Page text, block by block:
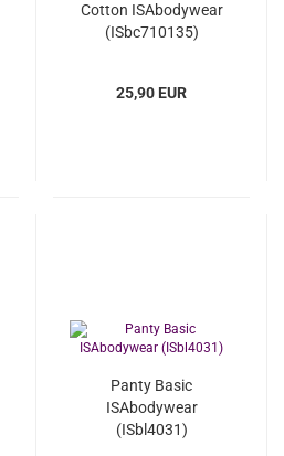
Cotton ISAbodywear
(ISbc710135)
25,90 EUR
Panty Basic
ISAbodywear
(ISbl4031)